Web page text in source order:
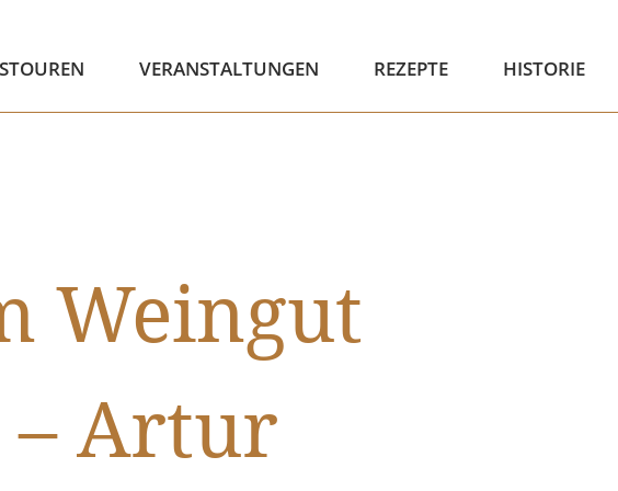
VERANSTALTUNGEN REZEPTE HISTORIE
Weingut
– Artur